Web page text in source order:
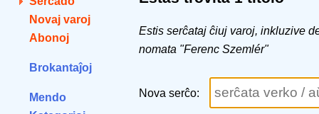
Novaj varoj
Abonoj
Brokantaĵoj
Mendo
Estis serĉataj ĉiuj varoj, inkluzive
nomata "Ferenc Szemlér"
Nova serĉo: